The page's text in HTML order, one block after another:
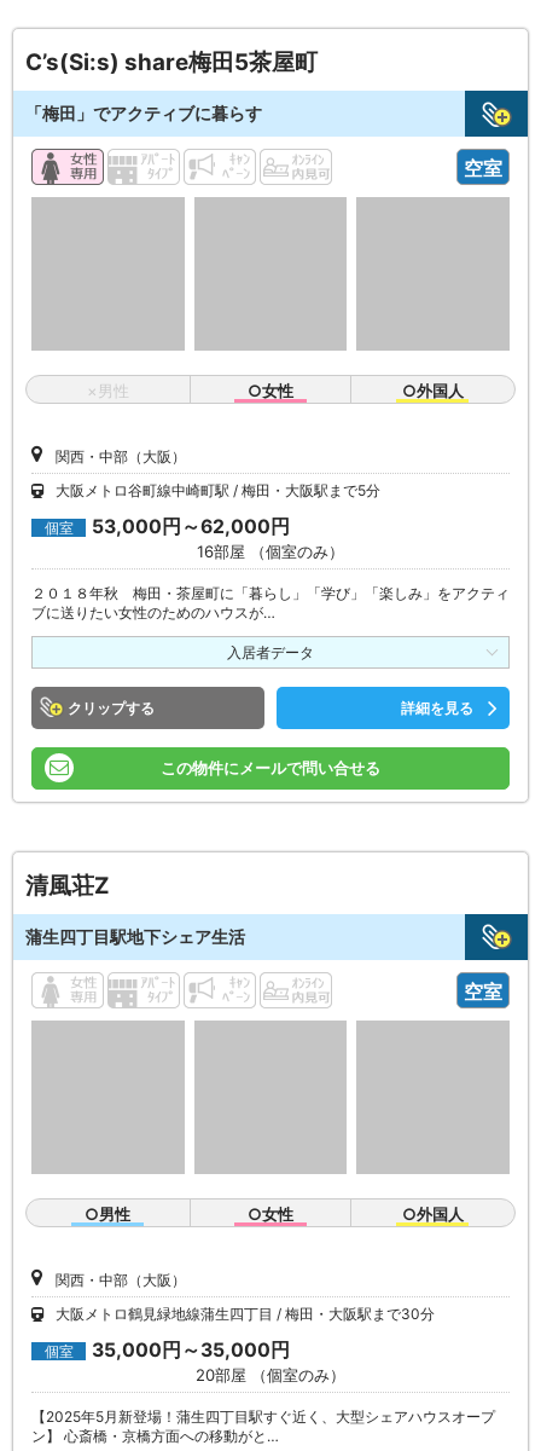
C’s(Si:s) share梅田5茶屋町
「梅田」でアクティブに暮らす
空室
×男性 ○女性 ○外国人
関西・中部（大阪）
大阪メトロ谷町線中崎町駅
梅田・大阪駅まで5分
個室 53,000円～62,000円
16部屋 （個室のみ）
２０１８年秋 梅田・茶屋町に「暮らし」「学び」「楽しみ」をアクティ
ブに送りたい女性のためのハウスが…
入居者データ
クリップ 詳細を見る
この物件にメールで問い合せる
清風荘Z
蒲生四丁目駅地下シェア生活
空室
○男性 ○女性 ○外国人
関西・中部（大阪）
大阪メトロ鶴見緑地線蒲生四丁目
梅田・大阪駅まで30分
個室 35,000円～35,000円
20部屋 （個室のみ）
【2025年5月新登場！蒲生四丁目駅すぐ近く、大型シェアハウスオープ
ン】 心斎橋・京橋方面への移動がと…